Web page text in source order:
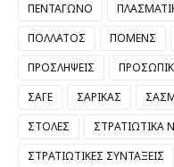
ΠΕΝΤΑΓΩΝΟ
ΠΟΛΛΑΤΟΣ
ΠΟΜΕΝΣ
ΠΡΟΣΛΗΨΕΙΣ
ΣΑΓΕ
ΣΑΡΙΚΑΣ
ΣΤΟΛΕΣ
ΣΤΡΑΤΙΩΤΙΚΑ
ΣΤΡΑΤΙΩΤΙΚΕΣ ΣΥΝΤΑΞΕΙΣ